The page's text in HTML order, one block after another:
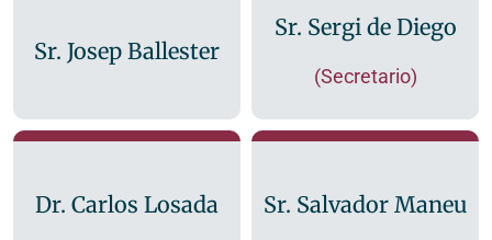
Sr. Josep Ballester
Sr. Sergi de Diego
(Secretario)
Dr. Carlos Losada Sr. Salvador Maneu